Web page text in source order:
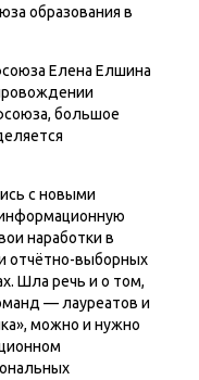
образования в
Елена Елшина
большое
с новыми
наработки в
отчётно-выборных
Шла речь и о том,
— лауреатов и
можно и нужно